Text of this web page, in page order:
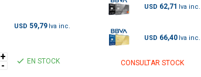
USD 59,79
+
- EN STOCK
USD 62,71
USD 66,40
CONSULTAR STOCK